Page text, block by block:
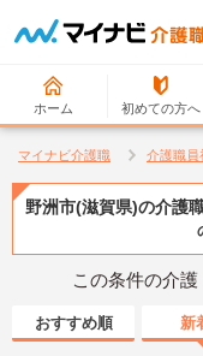
ホーム 初めての方へ
マイナビ介護職 介護職員
野洲市(滋賀県)の介護
この条件の介
おすすめ順 新